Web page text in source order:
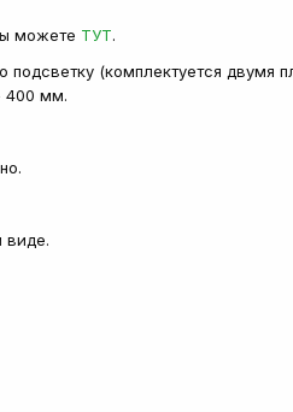
можете ТУТ.
(комплектуется двумя
400 мм.
виде.